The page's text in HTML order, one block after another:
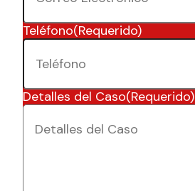
Teléfono(Requerido)
Detalles del Caso(Requerido)